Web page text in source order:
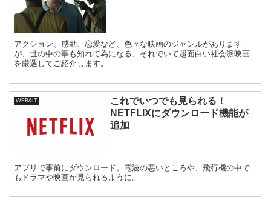
アクション、感動、恋愛など、色々な映画のジャンルがあります
が、世の中の事も知れて為になる、それでいて超面白い社会派映画
を厳選してご紹介します。
WEB&IT
これでいつでも見られる！
NETFLIXにダウンロード機能が
追加
アプリで事前にダウンロード。電波の悪いところや、飛行機の中で
もドラマや映画が見られるように。